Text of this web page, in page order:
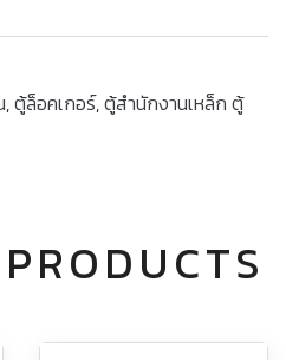
,ตู้ล็อคเกอร์,ตู้สำนักงานเหล็ก ตู้